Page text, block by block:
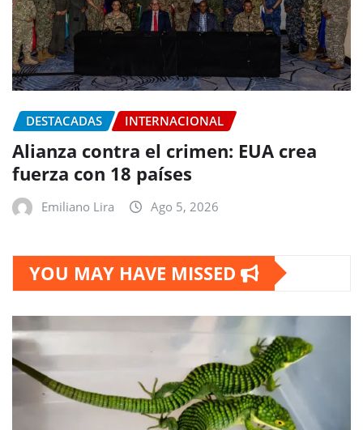
DESTACADAS INTERNACIONAL
Alianza contra el crimen: EUA crea
fuerza con 18 países
Emiliano Lira Ago 5, 2026
YOU MAY HAVE MISSED